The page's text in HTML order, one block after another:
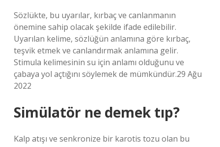
Sözlükte, bu uyarılar, kırbaç ve canlanmanın
önemine sahip olacak şekilde ifade edilebilir.
Uyarılan kelime, sözlüğün anlamına göre kırbaç,
teşvik etmek ve canlandırmak anlamına gelir.
Stimula kelimesinin su için anlamı olduğunu ve
çabaya yol açtığını söylemek de mümkündür.29 Ağu
2022
Simülatör ne demek tıp?
Kalp atışı ve senkronize bir karotis tozu olan bu